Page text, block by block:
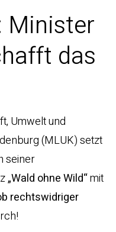
Minister
das
Umwelt und
(MLUK) setzt
seiner
„Wald ohne Wild“mit
rechtswidriger